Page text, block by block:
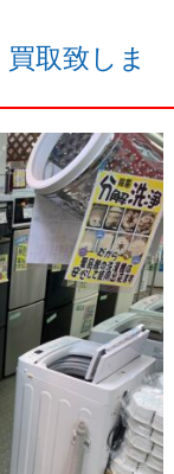
取致しま